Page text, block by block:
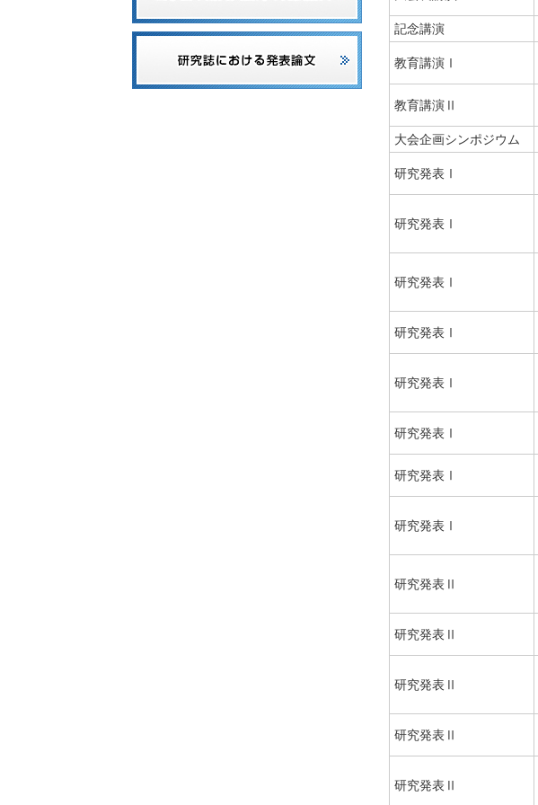
記念講演
教育講演Ⅰ
教育講演Ⅱ
大会企画シンポジウム
研究発表Ⅰ
研究発表Ⅰ
研究発表Ⅰ
研究発表Ⅰ
研究発表Ⅰ
研究発表Ⅰ
研究発表Ⅰ
研究発表Ⅰ
研究発表Ⅱ
研究発表Ⅱ
研究発表Ⅱ
研究発表Ⅱ
研究発表Ⅱ